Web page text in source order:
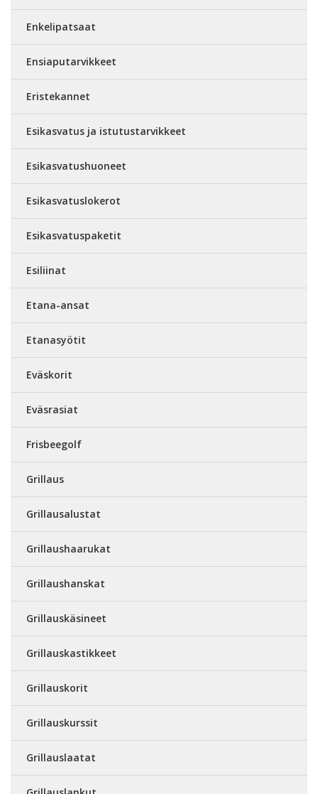
Enkelipatsaat
Ensiaputarvikkeet
Eristekannet
Esikasvatus ja istutustarvikkeet
Esikasvatushuoneet
Esikasvatuslokerot
Esikasvatuspaketit
Esiliinat
Etana-ansat
Etanasyötit
Eväskorit
Eväsrasiat
Frisbeegolf
Grillaus
Grillausalustat
Grillaushaarukat
Grillaushanskat
Grillauskäsineet
Grillauskastikkeet
Grillauskorit
Grillauskurssit
Grillauslaatat